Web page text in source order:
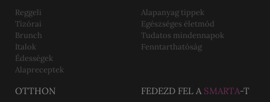
Reggeli
Tízórai
Brunch
Italok
Édességek
Alapreceptek
Alapanyag tippek
Egészséges életmód
Tudatos mindennapok
Fenntarthatóság
OTTHON FEDEZD FEL A SMARTA-T